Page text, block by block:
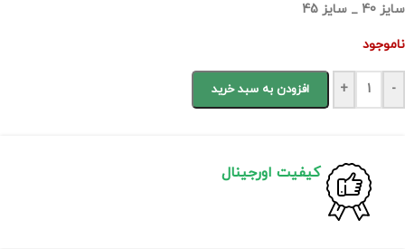
سایز 40 _ سایز 45
ناموجود
-
+ افزودن به سبد خرید
کیفیت اورجینال